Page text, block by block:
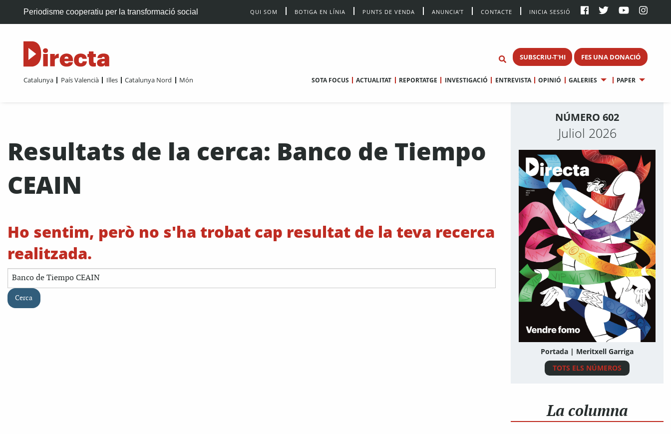
Periodisme cooperatiu per la transformació social QUI SOM BOTIGA EN LÍNIA PUNTS DE VENDA ANUNCIA’T CONTACTE INICIA SESSIÓ
SUBSCRIU-T'HI FES UNA DONACIÓ
Catalunya País Valencià Illes Catalunya Nord Món SOTA FOCUS ACTUALITAT REPORTATGE INVESTIGACIÓ ENTREVISTA OPINIÓ GALERIES PAPER
Resultats de la cerca: Banco de Tiempo
CEAIN
Ho sentim, però no s'ha trobat cap resultat de la teva recerca
realitzada.
Cerca:
NÚMERO 602
Juliol 2026
Portada | Meritxell Garriga
TOTS ELS NÚMEROS
La columna